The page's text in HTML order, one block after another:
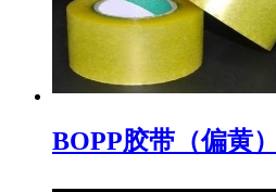
BOPP胶带（偏黄）